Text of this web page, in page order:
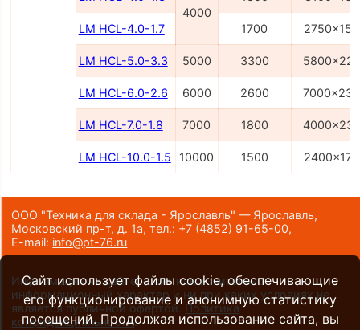
4000
LM HCL-4.0-1.7 1700
LM HCL-5.0-3.3 5000 3300
LM HCL-6.0-2.6 6000 2600
LM HCL-7.0-1.8 7000 1800
LM HCL-10.0-1.5 10000 1500
ООО "Техника для склада - Ярославль" — Ярославль,
Московский пр-т, д. 1а,тел.: +7 (4852) 91-65-00,
E-mail: info@pt-76.ru
Информация на сайте носит исключительно
информационный характер и ни при каких условиях не
является публичной офертой. Политика
конфиденциальности.
Сайт использует файлы cookie, обеспечивающие
его функционирование и анонимную статистику
посещений. Продолжая использование сайта, вы